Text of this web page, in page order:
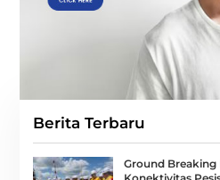
Berita Terbaru
Ground